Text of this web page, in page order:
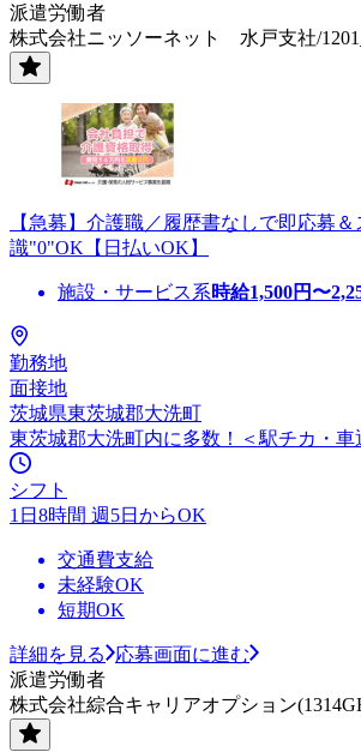
派遣労働者
株式会社ニッソーネット 水戸支社/
【急募】介護職／履歴書なしで即応募
識"0"OK【日払いOK】
施設・サービス系時給1,500円〜
勤務地
面接地
茨城県東茨城郡大洗町
東茨城郡大洗町内に多数！＜駅チカ・車
シフト
1日8時間 週5日からOK
交通費支給
未経験OK
短期OK
詳細を見る
応募画面に進む
派遣労働者
株式会社綜合キャリアオプション